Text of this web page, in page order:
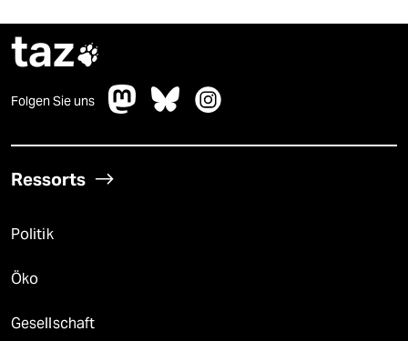
taz
Folgen Sie uns
Ressorts
Politik
Öko
Gesellschaft